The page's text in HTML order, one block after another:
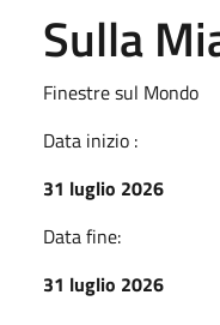
Sulla
Finestre sul Mondo
Data inizio :
31 luglio 2026
Data fine:
31 luglio 2026